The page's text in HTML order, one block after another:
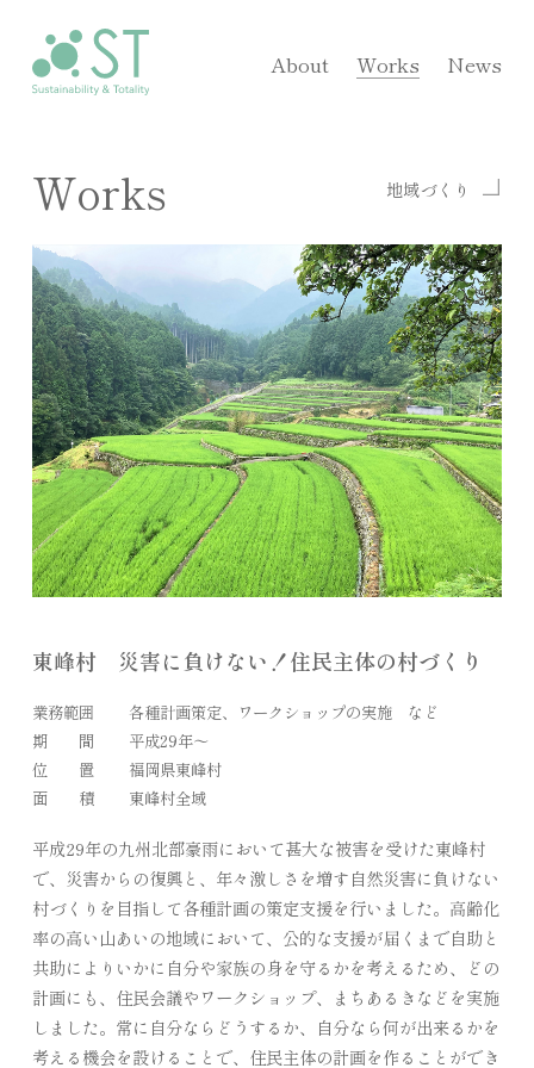
About Works News
Works 地域づくり
東峰村 災害に負けない！住民主体の村づくり
業務範囲
各種計画策定、ワークショップの実施 など
期 間
平成29年～
位 置
福岡県東峰村
面 積
東峰村全域
平成29年の九州北部豪雨において甚大な被害を受けた東峰村
で、災害からの復興と、年々激しさを増す自然災害に負けない
村づくりを目指して各種計画の策定支援を行いました。高齢化
率の高い山あいの地域において、公的な支援が届くまで自助と
共助によりいかに自分や家族の身を守るかを考えるため、どの
計画にも、住民会議やワークショップ、まちあるきなどを実施
しました。常に自分ならどうするか、自分なら何が出来るかを
考える機会を設けることで、住民主体の計画を作ることができ